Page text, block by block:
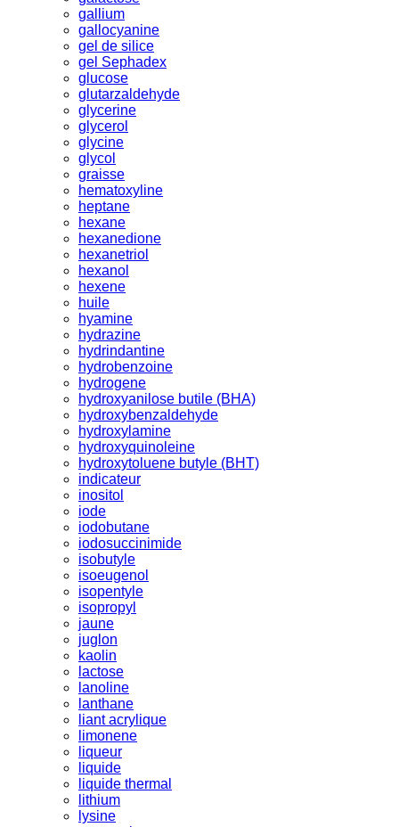
gallium
gallocyanine
gel de silice
gel Sephadex
glucose
glutarzaldehyde
glycerine
glycerol
glycine
glycol
graisse
hematoxyline
heptane
hexane
hexanedione
hexanetriol
hexanol
hexene
huile
hyamine
hydrazine
hydrindantine
hydrobenzoine
hydrogene
hydroxyanilose butile (BHA)
hydroxybenzaldehyde
hydroxylamine
hydroxyquinoleine
hydroxytoluene butyle (BHT)
indicateur
inositol
iode
iodobutane
iodosuccinimide
isobutyle
isoeugenol
isopentyle
isopropyl
jaune
juglon
kaolin
lactose
lanoline
lanthane
liant acrylique
limonene
liqueur
liquide
liquide thermal
lithium
lysine